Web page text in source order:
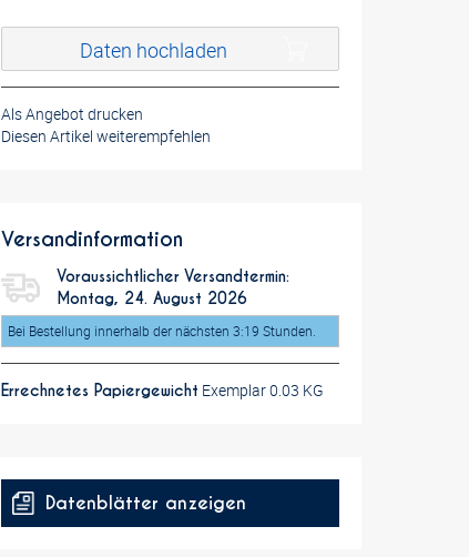
Daten hochladen
Als Angebot drucken
Diesen Artikel weiterempfehlen
Versandinformation
Voraussichtlicher Versandtermin:
Montag, 24. August 2026
Bei Bestellung innerhalb der nächsten 3:19 Stunden.
Errechnetes Papiergewicht Exemplar 0.03 KG
Datenblätter anzeigen